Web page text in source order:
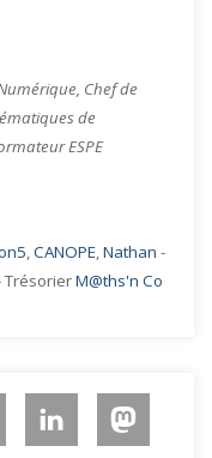
Chef de
de
ESPE
,CANOPE,Nathan -
TrésorierM@ths'n Co